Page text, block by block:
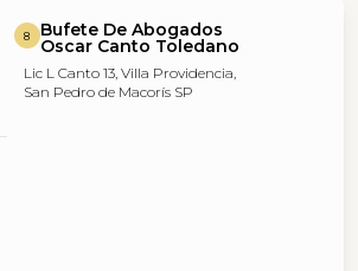
8 Bufete De Abogados
Oscar Canto Toledano
Lic L Canto 13, Villa Providencia,
San Pedro de Macorís SP